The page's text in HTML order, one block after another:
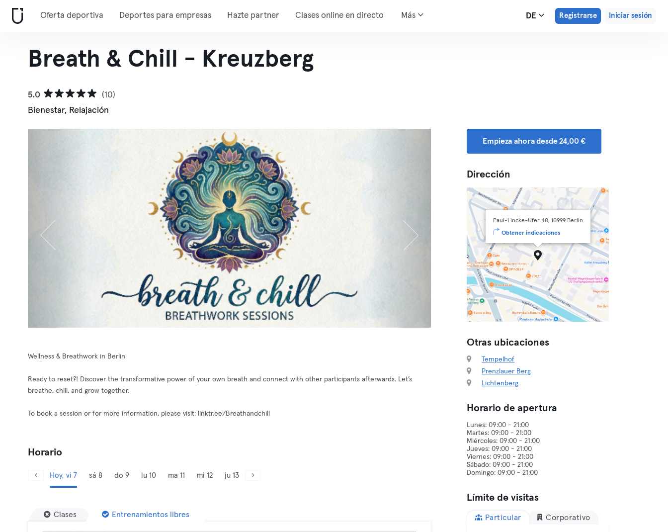
Oferta deportiva Deportes para empresas Hazte partner Clases online en directo Más DE Registrarse Iniciar sesión
Breath & Chill - Kreuzberg
5.0
(10)
Bienestar, Relajación
Wellness & Breathwork in Berlin
Ready to reset?! Discover the transformative power of your own breath and connect with other participants afterwards. Let’s
breathe, chill, and grow together.
To book a session or for more information, please visit: linktr.ee/Breathandchill
Horario
Hoy, vi 7 sá 8 do 9 lu 10 ma 11 mi 12 ju 13
Clases Entrenamientos libres
Empieza ahora desde 24,00 €
Dirección
Paul-Lincke-Ufer 40, 10999 Berlin
Obtener indicaciones
Otras ubicaciones
Tempelhof
Prenzlauer Berg
Lichtenberg
Horario de apertura
Lunes: 09:00 - 21:00
Martes: 09:00 - 21:00
Miércoles: 09:00 - 21:00
Jueves: 09:00 - 21:00
Viernes: 09:00 - 21:00
Sábado: 09:00 - 21:00
Límite de visitas
Particular Corporativo